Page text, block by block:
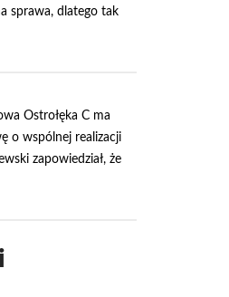
sprawa, dlatego tak
Ostrołęka C ma
o wspólnej realizacji
zapowiedział, że